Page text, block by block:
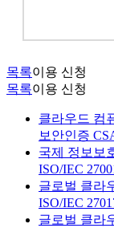
목록이용 신청
목록이용 신청
클라우드 컴
보안인증
국제 정보보
ISO/IEC
글로벌 클라
ISO/IEC
글로벌 클라